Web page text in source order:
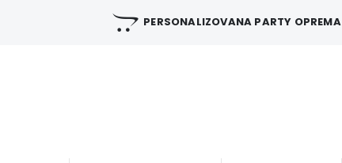
PERSONALIZOVANA PARTY OPREMA